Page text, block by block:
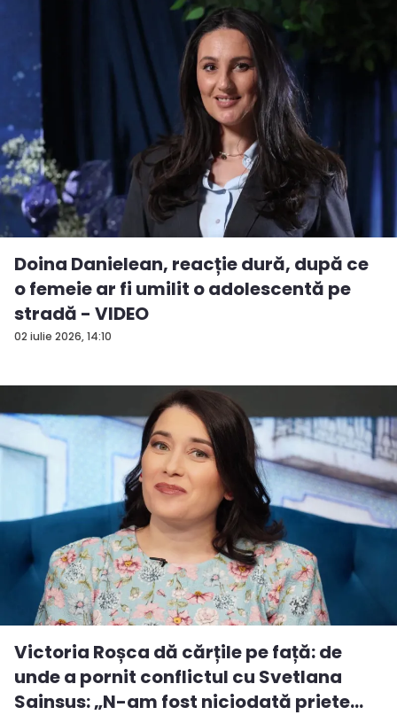
02 iulie 2026, 14:10
Doina Danielean, reacție dură, după ce
o femeie ar fi umilit o adolescentă pe
stradă - VIDEO
Victoria Roșca dă cărțile pe față: de
unde a pornit conflictul cu Svetlana
Sainsus: „N-am fost niciodată priete...